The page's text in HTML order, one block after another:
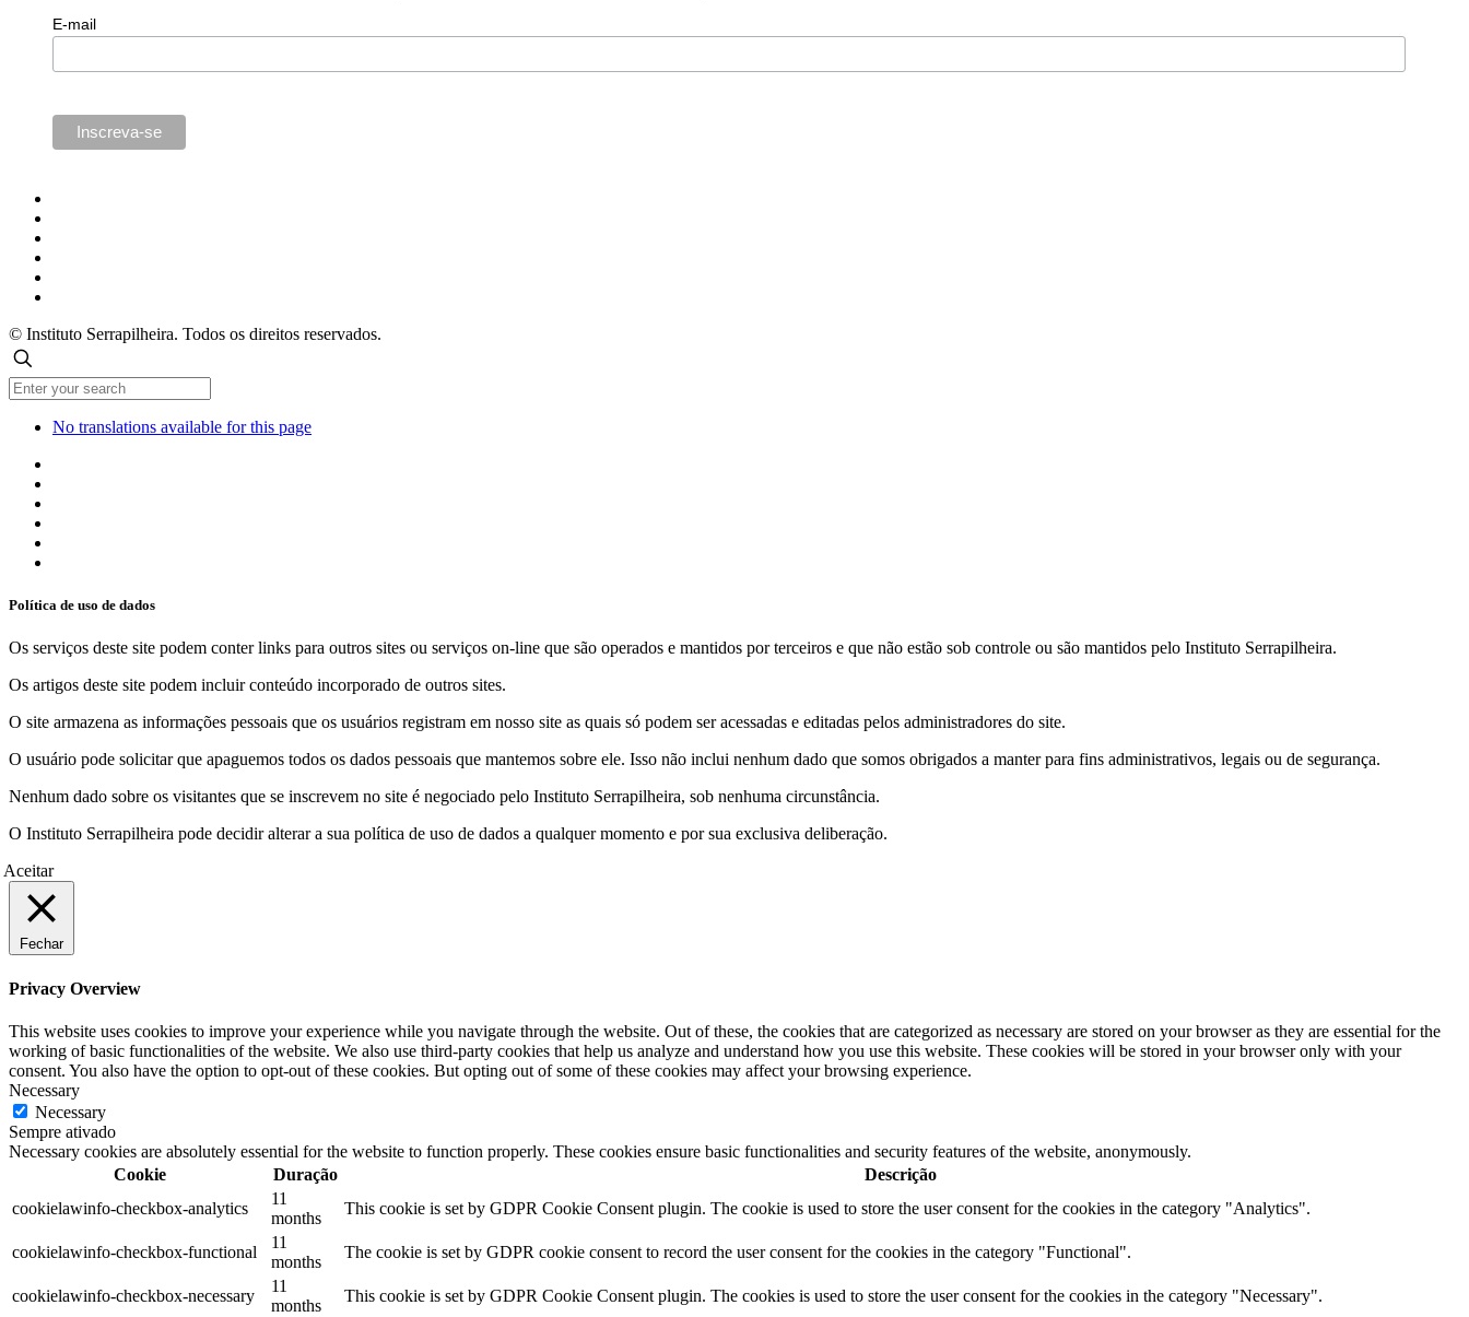
E-mail
© Instituto Serrapilheira. Todos os direitos reservados.
No translations available for this page
Política de uso de dados
Os serviços deste site podem conter links para outros sites ou serviços on-line que são operados e mantidos por terceiros e que não estão sob controle ou são mantidos pelo Instituto Serrapilheira.
Os artigos deste site podem incluir conteúdo incorporado de outros sites.
O site armazena as informações pessoais que os usuários registram em nosso site as quais só podem ser acessadas e editadas pelos administradores do site.
O usuário pode solicitar que apaguemos todos os dados pessoais que mantemos sobre ele. Isso não inclui nenhum dado que somos obrigados a manter para fins administrativos, legais ou de segurança.
Nenhum dado sobre os visitantes que se inscrevem no site é negociado pelo Instituto Serrapilheira, sob nenhuma circunstância.
O Instituto Serrapilheira pode decidir alterar a sua política de uso de dados a qualquer momento e por sua exclusiva deliberação.
Aceitar
Fechar
Privacy Overview
This website uses cookies to improve your experience while you navigate through the website. Out of these, the cookies that are categorized as necessary are stored on your browser as they are essential for the
working of basic functionalities of the website. We also use third-party cookies that help us analyze and understand how you use this website. These cookies will be stored in your browser only with your
consent. You also have the option to opt-out of these cookies. But opting out of some of these cookies may affect your browsing experience.
Necessary
Necessary
Sempre ativado
Necessary cookies are absolutely essential for the website to function properly. These cookies ensure basic functionalities and security features of the website, anonymously.
Cookie
Duração
Descrição
cookielawinfo-checkbox-analytics
11
months
This cookie is set by GDPR Cookie Consent plugin. The cookie is used to store the user consent for the cookies in the category "Analytics".
cookielawinfo-checkbox-functional
11
months
The cookie is set by GDPR cookie consent to record the user consent for the cookies in the category "Functional".
cookielawinfo-checkbox-necessary
11
months
This cookie is set by GDPR Cookie Consent plugin. The cookies is used to store the user consent for the cookies in the category "Necessary".